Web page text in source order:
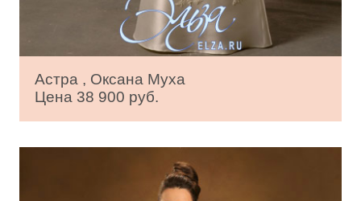
Астра , Оксана Муха
Цена 38 900 руб.